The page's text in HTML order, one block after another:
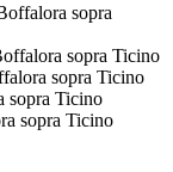
sopra
sopra Ticino
sopra Ticino
sopra Ticino
sopra Ticino